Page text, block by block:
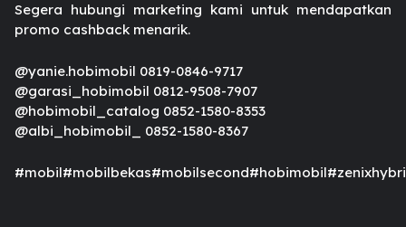
Segera hubungi marketing kami untuk mendapatkan
promo cashback menarik.
@yanie.hobimobil 0819-0846-9717
@garasi_hobimobil 0812-9508-7907
@hobimobil_catalog 0852-1580-8353
@albi_hobimobil_ 0852-1580-8367